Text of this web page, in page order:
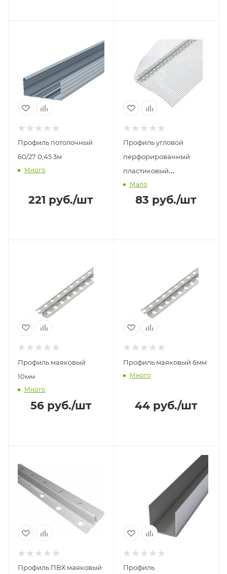
Профиль потолочный
60/27 0,45 3м
Много
221 руб./шт
Профиль угловой
перфорированный
пластиковый
штукатурный с сеткой
100*150 2,5м
Мало
83 руб./шт
Профиль маяковый
10мм
Много
56руб./шт
Профиль маяковый 6мм
Много
44руб./шт
Профиль ПВХ маяковый Профиль